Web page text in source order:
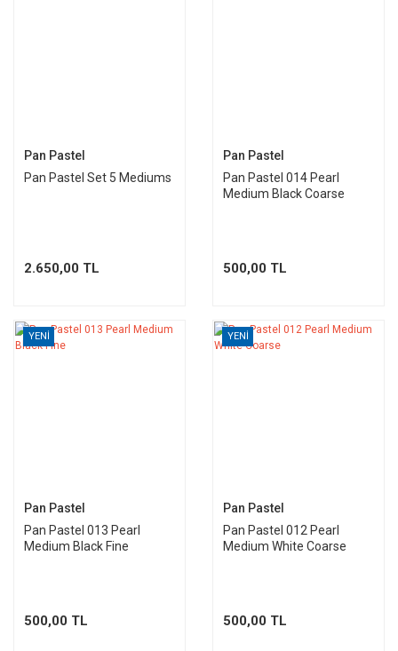
Pan Pastel
Pan Pastel Set 5 Mediums
2.650,00 TL
Pan Pastel
Pan Pastel 014 Pearl
Medium Black Coarse
500,00 TL
YENİ
Pan Pastel
Pan Pastel 013 Pearl
Medium Black Fine
500,00 TL
YENİ
Pan Pastel
Pan Pastel 012 Pearl
Medium White Coarse
500,00 TL